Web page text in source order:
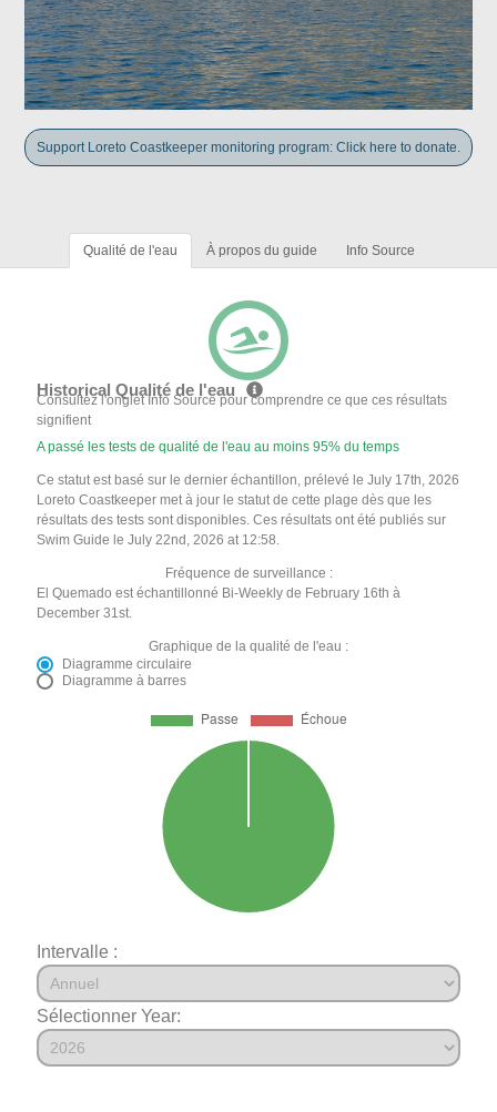
Support Loreto Coastkeeper monitoring program: Click here to donate.
Qualité de l'eau À propos du guide Info Source
Historical Qualité de l'eau
Consultez l'onglet Info Source pour comprendre ce que ces résultats
signifient
A passé les tests de qualité de l'eau au moins 95% du temps
Ce statut est basé sur le dernier échantillon, prélevé le July 17th, 2026
Loreto Coastkeeper met à jour le statut de cette plage dès que les
résultats des tests sont disponibles. Ces résultats ont été publiés sur
Swim Guide le July 22nd, 2026 at 12:58.
Fréquence de surveillance :
El Quemado est échantillonné Bi-Weekly de February 16th à
December 31st.
Graphique de la qualité de l'eau :
Diagramme circulaire
Diagramme à barres
Intervalle :
Sélectionner Year: